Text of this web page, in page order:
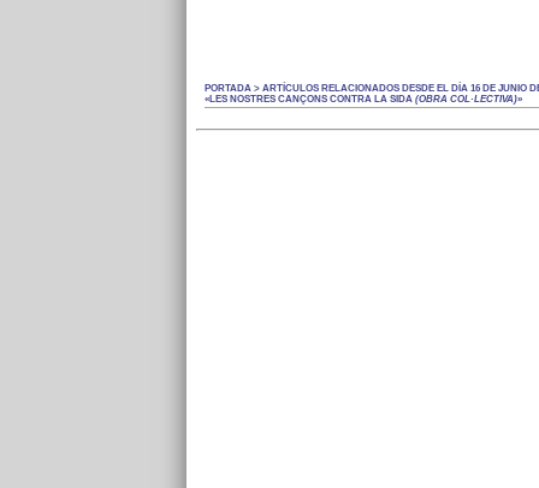
PORTADA > ARTÍCULOS RELACIONADOS DESDE EL DÍA 16 DE JUNIO
«LES NOSTRES CANÇONS CONTRA LA SIDA(OBRA COL·LECTIVA)»